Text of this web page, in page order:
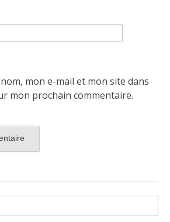
mon e-mail et mon site dans
mon prochain commentaire.